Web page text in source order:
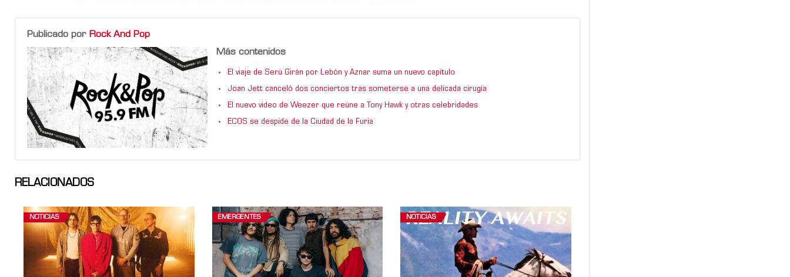
Publicado por Rock And Pop
Más contenidos
El viaje de Serú Girán por Lebón y Aznar suma un nuevo capítulo
Joan Jett canceló dos conciertos tras someterse a una delicada cirugía
El nuevo video de Weezer que reúne a Tony Hawk y otras celebridades
ECOS se despide de la Ciudad de la Furia
RELACIONADOS
NOTICIAS EMERGENTES NOTICIAS